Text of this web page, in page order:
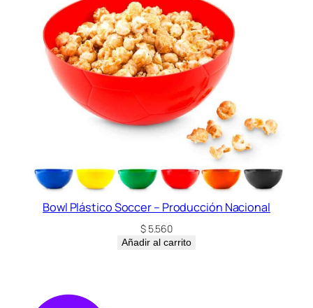
Bowl Plástico Soccer – Producción Nacional
$5.560
Añadir al carrito